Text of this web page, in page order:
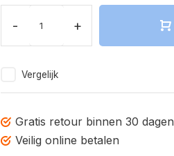
- +
Vergelijk
Gratis retour binnen 30 dagen
Veilig online betalen